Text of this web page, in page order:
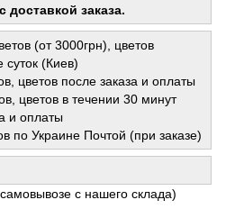
доставкой заказа.
(от 3000грн), цветов
суток (Киев)
цветов после заказа и оплаты
цветов в течении 30 минут
и оплаты
по Украине Почтой (при заказе)
с нашего склада)